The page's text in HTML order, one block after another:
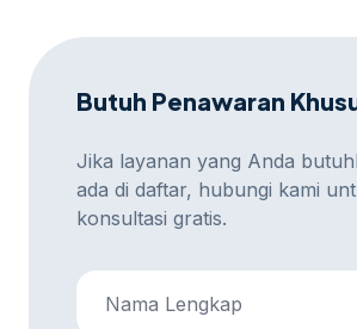
Butuh Penawaran
Jika layanan yang Anda
ada di daftar, hubungi kami
konsultasi gratis.